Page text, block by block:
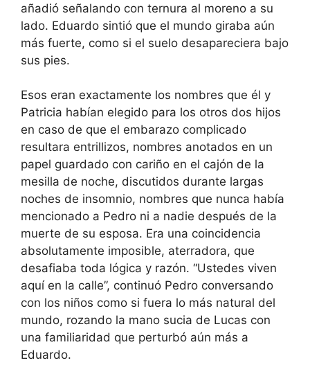
añadió señalando con ternura al moreno a su
lado. Eduardo sintió que el mundo giraba aún
más fuerte, como si el suelo desapareciera bajo
sus pies.
Esos eran exactamente los nombres que él y
Patricia habían elegido para los otros dos hijos
en caso de que el embarazo complicado
resultara entrillizos, nombres anotados en un
papel guardado con cariño en el cajón de la
mesilla de noche, discutidos durante largas
noches de insomnio, nombres que nunca había
mencionado a Pedro ni a nadie después de la
muerte de su esposa. Era una coincidencia
absolutamente imposible, aterradora, que
desafiaba toda lógica y razón. “Ustedes viven
aquí en la calle”, continuó Pedro conversando
con los niños como si fuera lo más natural del
mundo, rozando la mano sucia de Lucas con
una familiaridad que perturbó aún más a
Eduardo.